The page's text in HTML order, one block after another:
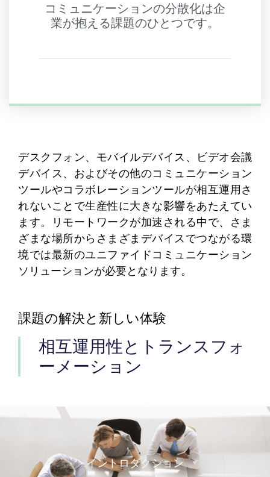
コミュニケーションの分散化は企
業が抱える課題のひとつです。
デスクフォン、モバイルデバイス、ビデオ会議
デバイス、およびその他のコミュニケーション
ツールやコラボレーションツールが相互運用さ
れないことで生産性に大きな影響をあたえてい
ます。リモートワークが加速される中で、さま
ざまな場所からさまざまデバイスでつながる環
境では最新のユニファイドコミュニケーション
ソリューションが必要となります。
課題の解決と新しい体験
相互運用性とトランスフォ
ーメーション
イントロダクション